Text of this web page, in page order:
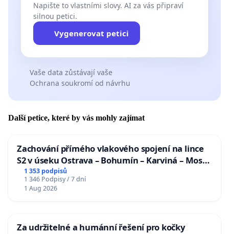
Napište to vlastními slovy. AI za vás připraví
silnou petici.
Vygenerovat petici
Vaše data zůstávají vaše
Ochrana soukromí od návrhu
Další petice, které by vás mohly zajímat
Zachování přímého vlakového spojení na lince
S2 v úseku Ostrava – Bohumín – Karviná – Mosty
u Jablunkova
1 353 podpisů
1 346 Podpisy / 7 dní
1 Aug 2026
Za udržitelné a humánní řešení pro kočky